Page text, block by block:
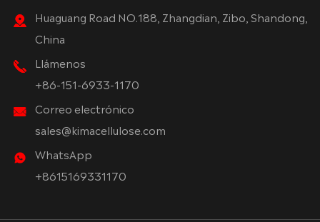
Huaguang Road NO.188, Zhangdian, Zibo, Shandong,
China
Llámenos
+86-151-6933-1170
Correo electrónico
sales@kimacellulose.com
WhatsApp
+8615169331170